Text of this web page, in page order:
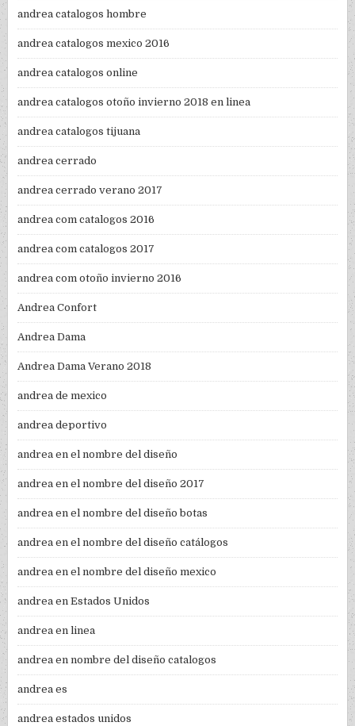
andrea catalogos hombre
andrea catalogos mexico 2016
andrea catalogos online
andrea catalogos otoño invierno 2018 en linea
andrea catalogos tijuana
andrea cerrado
andrea cerrado verano 2017
andrea com catalogos 2016
andrea com catalogos 2017
andrea com otoño invierno 2016
Andrea Confort
Andrea Dama
Andrea Dama Verano 2018
andrea de mexico
andrea deportivo
andrea en el nombre del diseño
andrea en el nombre del diseño 2017
andrea en el nombre del diseño botas
andrea en el nombre del diseño catálogos
andrea en el nombre del diseño mexico
andrea en Estados Unidos
andrea en linea
andrea en nombre del diseño catalogos
andrea es
andrea estados unidos